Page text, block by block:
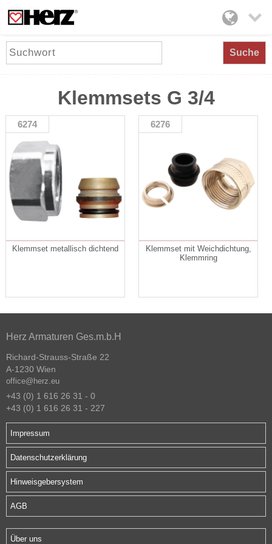

Suche
Klemmsets G 3/4
6274
Klemmset metallisch dichtend
6276
Klemmset mit Weichdichtung,
Klemmring
Herz Armaturen Ges.m.b.H
Richard-Strauss-Straße 22
A-1230 Wien
office@herz.eu
+43 (0) 1 616 26 31 - 0
+43 (0) 1 616 26 31 - 227
Impressum
Datenschutzerklärung
Hinweisgebersystem
AGB
Über uns